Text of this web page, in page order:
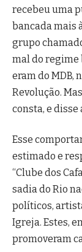
recebeu uma
bancada mais
grupo
mal do regime
eram do MDB,
Revolução.
consta, e disse
Esse
estimado e
“Clube dos
sadia do Rio
políticos,
Igreja. Estes,
promoveram